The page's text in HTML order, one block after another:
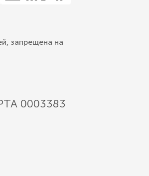
запрещена на
0003383